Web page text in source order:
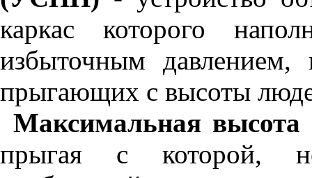
каркас которого
избыточным давлением,
прыгающих с высоты
Максимальная высота
прыгая с которой,